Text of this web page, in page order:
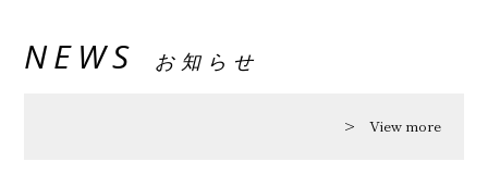
NEWS お知らせ
View more